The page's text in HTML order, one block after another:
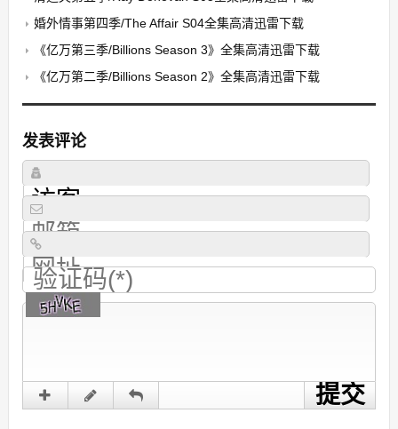
婚外情事第四季/The Affair S04全集高清迅雷下载
《亿万第三季/Billions Season 3》全集高清迅雷下载
《亿万第二季/Billions Season 2》全集高清迅雷下载
发表评论